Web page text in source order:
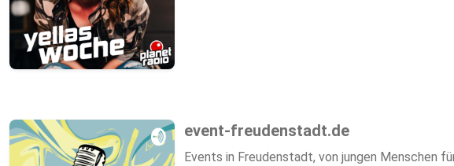
event-freudenstadt.de
Events in Freudenstadt, von jungen Menschen